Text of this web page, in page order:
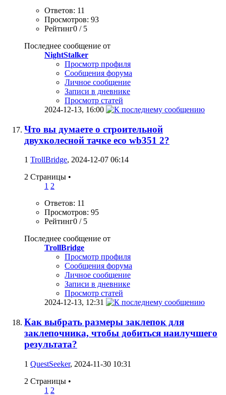
Ответов: 11
Просмотров: 93
Рейтинг0 / 5
Последнее сообщение от
NightStalker
Просмотр профиля
Сообщения форума
Личное сообщение
Записи в дневнике
Просмотр статей
2024-12-13, 16:00
Что вы думаете о строительной
двухколесной тачке eco wb351 2?
1 TrollBridge, 2024-12-07 06:14
2 Страницы •
1 2
Ответов: 11
Просмотров: 95
Рейтинг0 / 5
Последнее сообщение от
TrollBridge
Просмотр профиля
Сообщения форума
Личное сообщение
Записи в дневнике
Просмотр статей
2024-12-13, 12:31
Как выбрать размеры заклепок для
заклепочника, чтобы добиться наилучшего
результата?
1 QuestSeeker, 2024-11-30 10:31
2 Страницы •
1 2